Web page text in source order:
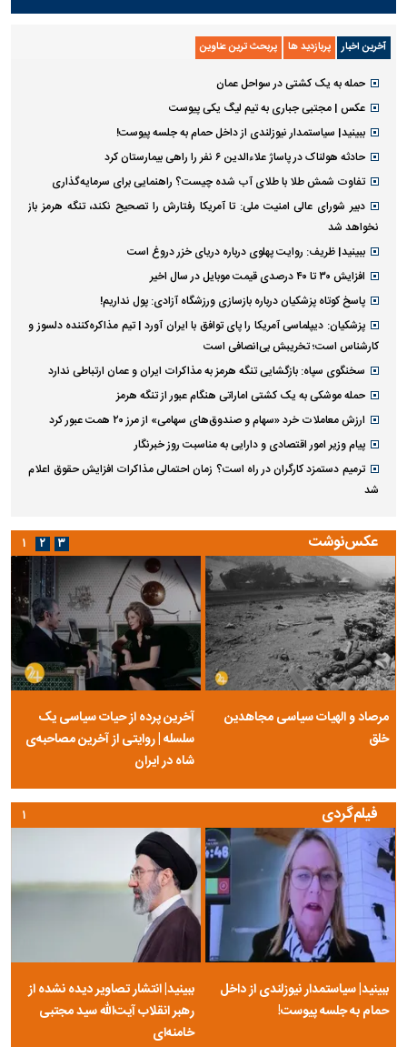
آخرین اخبار پربازدید ها پربحث ترین عناوین
حمله به یک کشتی در سواحل عمان
عکس | مجتبی جباری به تیم لیگ یکی پیوست
ببینید| سیاستمدار نیوزلندی از داخل حمام به جلسه پیوست!
حادثه هولناک در پاساژ علاءالدین ۶ نفر را راهی بیمارستان کرد
تفاوت شمش طلا با طلای آب شده چیست؟ راهنمایی برای سرمایه‌گذاری
دبیر شورای عالی امنیت ملی: تا آمریکا رفتارش را تصحیح نکند، تنگه هرمز باز
نخواهد شد
ببینید| ظریف: روایت پهلوی درباره دریای خزر دروغ است
افزایش ۳۰ تا ۴۰ درصدی قیمت موبایل در سال اخیر
پاسخ کوتاه پزشکیان درباره بازسازی ورزشگاه آزادی: پول نداریم!
پزشکیان: دیپلماسی آمریکا را پای توافق با ایران آورد | تیم مذاکره‌کننده دلسوز و
کارشناس است؛ تخریبش بی‌انصافی است
سخنگوی سپاه: بازگشایی تنگه هرمز به مذاکرات ایران و عمان ارتباطی ندارد
حمله موشکی به یک کشتی اماراتی هنگام عبور از تنگه هرمز
ارزش معاملات خرد «سهام و صندوق‌های سهامی» از مرز ۲۰ همت عبور کرد
پیام وزیر امور اقتصادی و دارایی به مناسبت روز خبرنگار
ترمیم دستمزد کارگران در راه است؟ زمان احتمالی مذاکرات افزایش حقوق اعلام
شد
عکس‌نوشت
مرصاد و الهیات سیاسی مجاهدین
خلق
آخرین پرده از حیات سیاسی یک
سلسله | روایتی از آخرین مصاحبه‌ی
شاه در ایران
۱ ۲ ۳
فیلم‌گردی
ببینید| سیاستمدار نیوزلندی از داخل
حمام به جلسه پیوست!
ببینید| انتشار تصاویر دیده نشده از
رهبر انقلاب آیت‌الله سید مجتبی
خامنه‌ای
۱